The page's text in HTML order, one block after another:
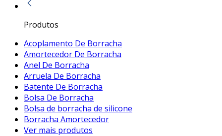
Produtos
Acoplamento De Borracha
Amortecedor De Borracha
Anel De Borracha
Arruela De Borracha
Batente De Borracha
Bolsa De Borracha
Bolsa de borracha de silicone
Borracha Amortecedor
Ver mais produtos